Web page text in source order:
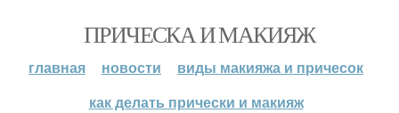
ПРИЧЕСКА И МАКИЯЖ
главная новости
виды макияжа и причесок
как делать прически и макияж